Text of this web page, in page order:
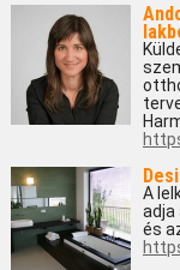
A
adja
és